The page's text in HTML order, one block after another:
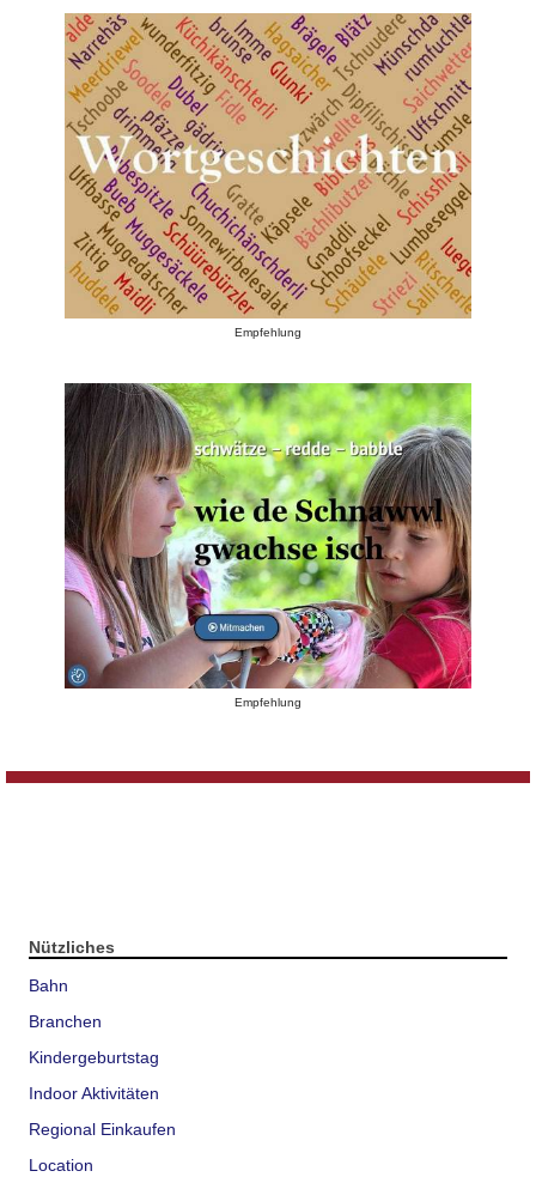
Empfehlung
Empfehlung
Nützliches
Bahn
Branchen
Kindergeburtstag
Indoor Aktivitäten
Regional Einkaufen
Location